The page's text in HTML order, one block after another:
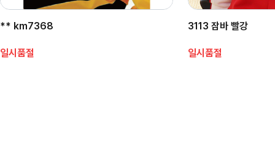
** km7368
일시품절
3113 잠바 빨강
일시품절